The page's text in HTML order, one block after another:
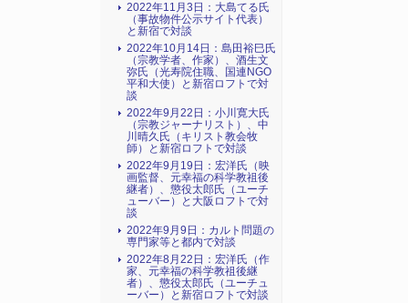
2022年11月3日：大島てる氏
（事故物件公示サイト代表）
と新宿で対談
2022年10月14日：島田裕巳氏
（宗教学者、作家）、酒生文
弥氏（光寿院住職、国連NGO
平和大使）と新宿ロフトで対
談
2022年9月22日：小川寛大氏
（宗教ジャーナリスト）、中
川晴久氏（キリスト教会牧
師）と新宿ロフトで対談
2022年9月19日：宏洋氏（映
画監督、元幸福の科学教祖後
継者）、懲役太郎氏（ユーチ
ューバー）と大阪ロフトで対
談
2022年9月9日：カルト問題の
専門家等と都内で対談
2022年8月22日：宏洋氏（作
家、元幸福の科学教祖後継
者）、懲役太郎氏（ユーチュ
ーバー）と新宿ロフトで対談